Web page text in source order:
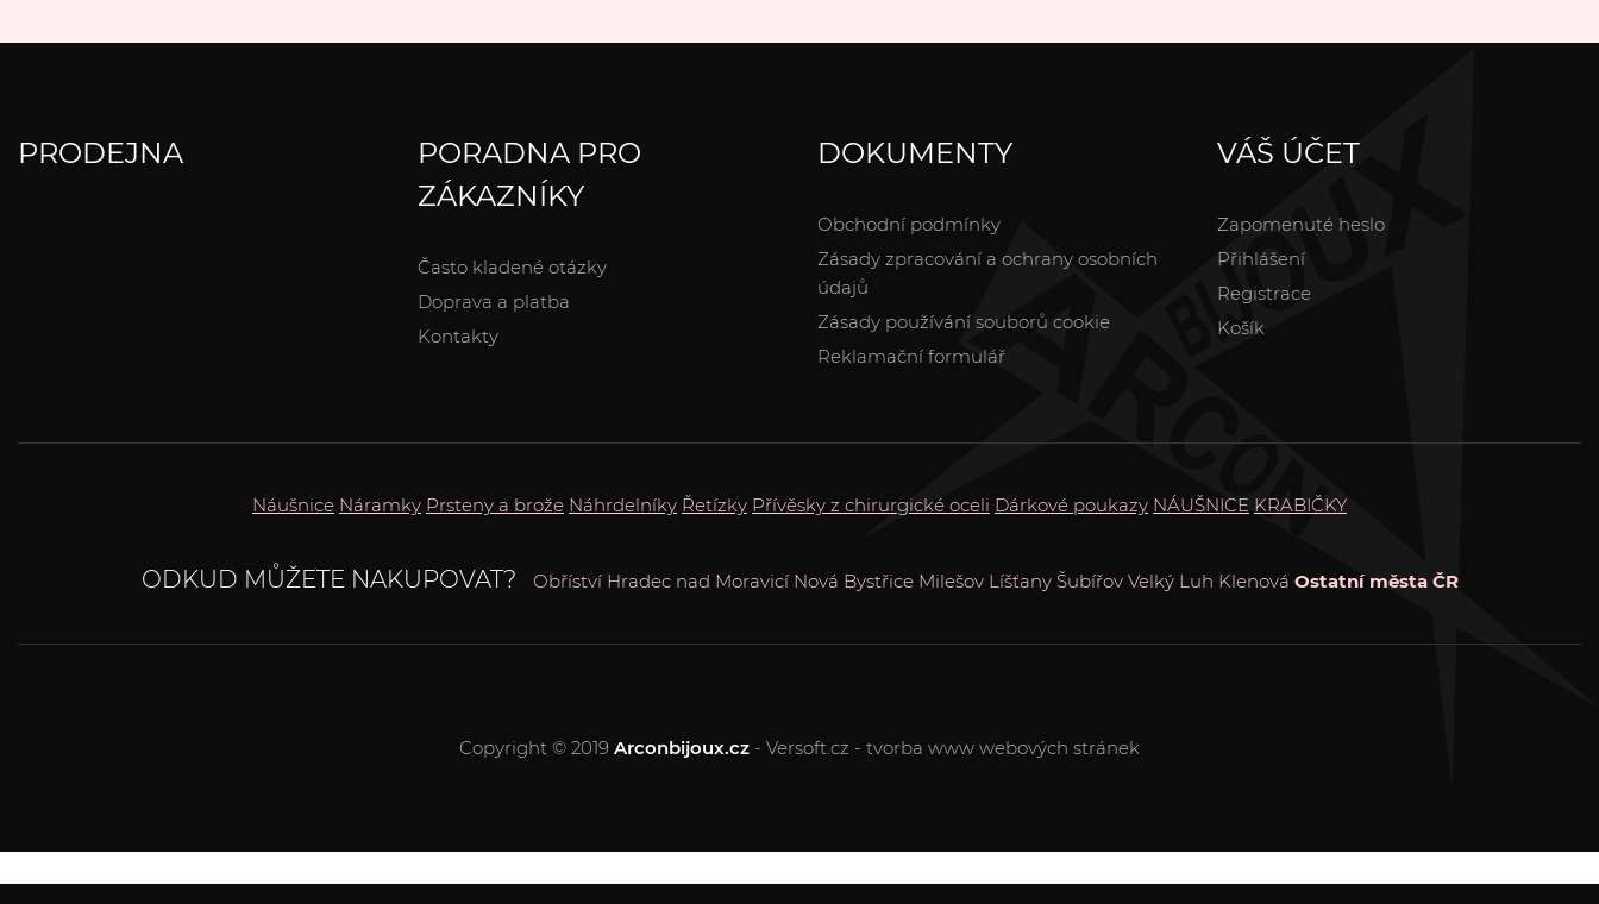
PRODEJNA
PORADNA PRO
ZÁKAZNÍKY
Často kladené otázky
Doprava a platba
Kontakty
DOKUMENTY
Obchodní podmínky
Zásady zpracování a ochrany osobních
údajů
Zásady používání souborů cookie
Reklamační formulář
VÁŠ ÚČET
Zapomenuté heslo
Přihlášení
Registrace
Košík
Náušnice Náramky Prsteny a brože Náhrdelníky Řetízky Přívěsky z chirurgické oceli Dárkové poukazy NÁUŠNICE KRABIČKY
ODKUD MŮŽETE NAKUPOVAT? Obříství Hradec nad Moravicí Nová Bystřice Milešov Líšťany Šubířov Velký Luh Klenová Ostatní města ČR
Copyright © 2019 Arconbijoux.cz - Versoft.cz - tvorba www webových stránek